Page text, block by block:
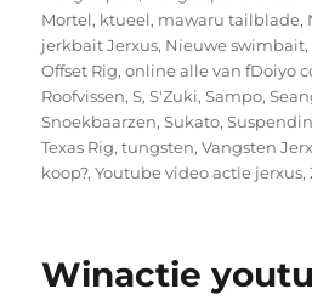
Mortel, ktueel, mawaru tailblade,
jerkbait Jerxus, Nieuwe swimbait,
Offset Rig,online alle van fDoiyo
Roofvissen,S,S'Zuki,Sampo,
Snoekbaarzen,Sukato,
Texas Rig,tungsten,Vangsten
koop?,Youtube video actie jerxus,
Winactie